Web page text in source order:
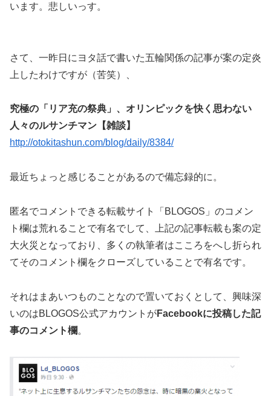
います。悲しいっす。
さて、一昨日にヨタ話で書いた五輪関係の記事が案の定炎
上したわけですが（苦笑）、
究極の「リア充の祭典」、オリンピックを快く思わない
人々のルサンチマン【雑談】
http://otokitashun.com/blog/daily/8384/
最近ちょっと感じることがあるので備忘録的に。
匿名でコメントできる転載サイト「BLOGOS」のコメン
ト欄は荒れることで有名でして、上記の記事転載も案の定
大火災となっており、多くの執筆者はこころをへし折られ
てそのコメント欄をクローズしていることで有名です。
それはまあいつものことなので置いておくとして、興味深
いのはBLOGOS公式アカウントがFacebookに投稿した記
事のコメント欄。